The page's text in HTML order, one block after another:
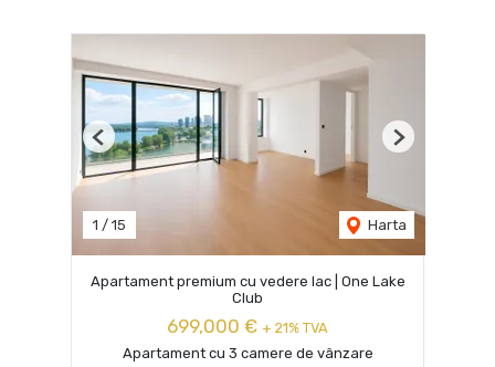
1 / 15 Harta
Previous Next
Apartament premium cu vedere lac | One Lake
Club
699,000 € + 21% TVA
Apartament cu 3 camere de vânzare